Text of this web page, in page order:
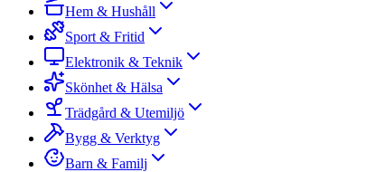
Hem & Hushåll
Sport & Fritid
Elektronik & Teknik
Skönhet & Hälsa
Trädgård & Utemiljö
Bygg & Verktyg
Barn & Familj